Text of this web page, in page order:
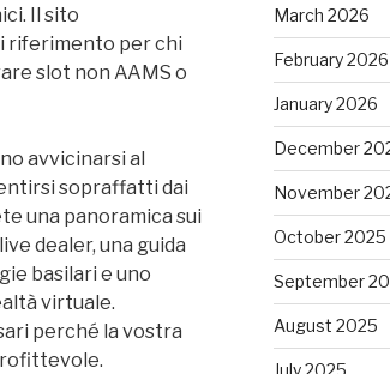
Il sito
riferimento per chi
slot non AAMS o
avvicinarsi al
sopraffatti dai
una panoramica sui
dealer, una guida
basilari e uno
virtuale.
perché la vostra
March 2026
February 2026
January 2026
December
November
October 2025
September
August 2025
July 2025